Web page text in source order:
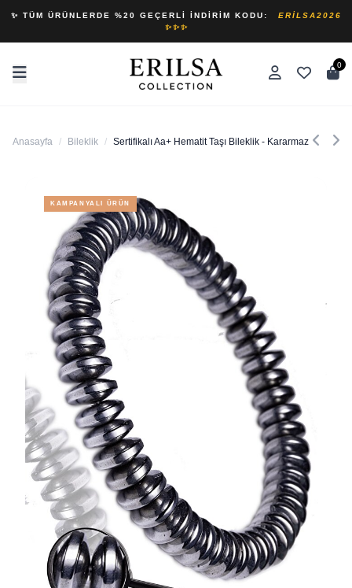
✨ TÜM ÜRÜNLERDE %20 GEÇERLI İNDIRIM KODU:
ERILSA2026
✨✨✨
0
Anasayfa / Bileklik / Sertifikalı Aa+ Hematit Taşı Bileklik - Kararmaz
KAMPANYALI ÜRÜN